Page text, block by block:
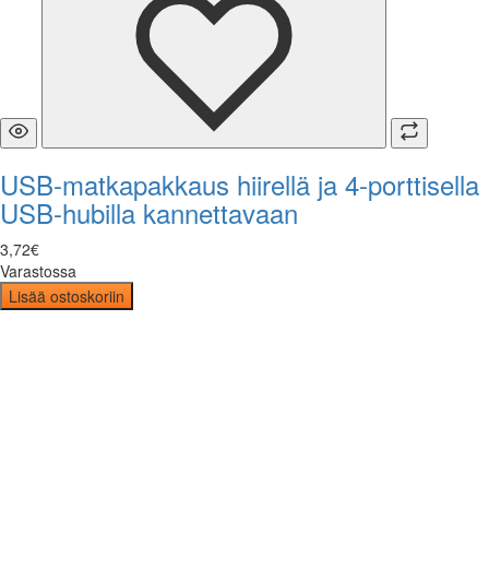
USB-matkapakkaus hiirellä ja 4-porttisella
USB-hubilla kannettavaan
3,72€
Varastossa
Lisää ostoskoriin